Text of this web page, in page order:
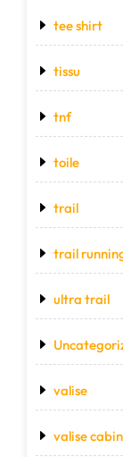
tee shirt
tissu
tnf
toile
trail
trail
ultra trail
valise
valise